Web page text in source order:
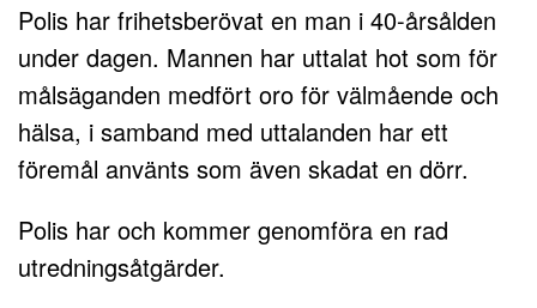
Polis har frihetsberövat en man i 40-årsålden
under dagen. Mannen har uttalat hot som för
målsäganden medfört oro för välmående och
hälsa, i samband med uttalanden har ett
föremål använts som även skadat en dörr.
Polis har och kommer genomföra en rad
utredningsåtgärder.